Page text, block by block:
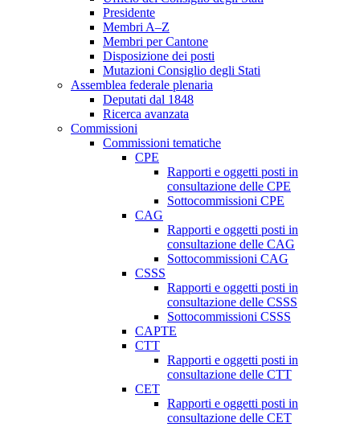
Presidente
Membri A–Z
Membri per Cantone
Disposizione dei posti
Mutazioni Consiglio degli Stati
Assemblea federale plenaria
Deputati dal 1848
Ricerca avanzata
Commissioni
Commissioni tematiche
CPE
Rapporti e oggetti posti in
consultazione delle CPE
Sottocommissioni CPE
CAG
Rapporti e oggetti posti in
consultazione delle CAG
Sottocommissioni CAG
CSSS
Rapporti e oggetti posti in
consultazione delle CSSS
Sottocommissioni CSSS
CAPTE
CTT
Rapporti e oggetti posti in
consultazione delle CTT
CET
Rapporti e oggetti posti in
consultazione delle CET